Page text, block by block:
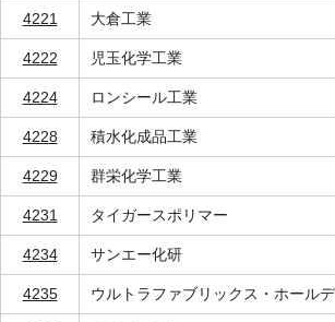
4221 大倉工業
4222 児玉化学工業
4224 ロンシール工業
4228 積水化成品工業
4229 群栄化学工業
4231 タイガースポリマー
4234 サンエー化研
4235 ウルトラファブリックス・ホール